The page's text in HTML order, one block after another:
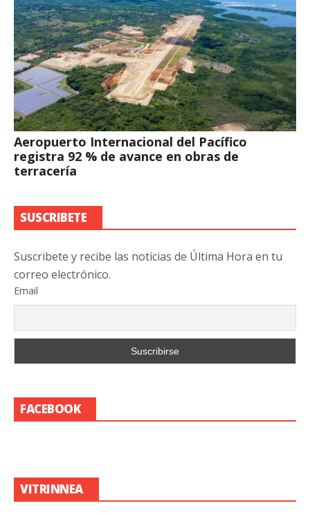
Aeropuerto Internacional del Pacífico
registra 92 % de avance en obras de
terracería
SUSCRIBETE
Suscribete y recibe las noticias de Última Hora en tu
correo electrónico.
Email
FACEBOOK
VITRINNEA